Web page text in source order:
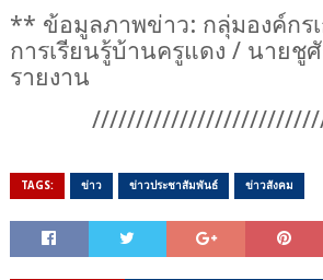
** ข้อมูลภาพข่าว: กลุ่มองค์กร
การเรียนรู้บ้านครูแดง / นายชูศั
รายงาน
TAGS: ข่าว ข่าวประชาสัมพันธ์ ข่าวสังคม